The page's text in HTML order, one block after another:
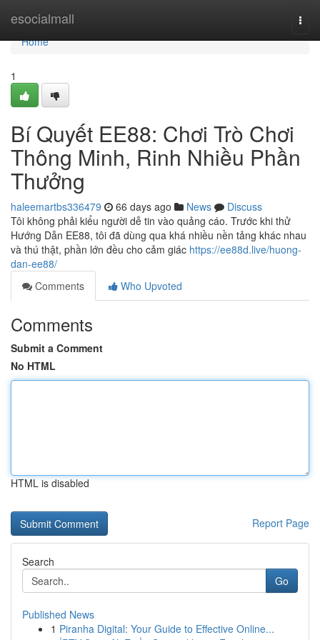
esocialmall
Home
Home
1
Bí Quyết EE88: Chơi Trò Chơi
Thông Minh, Rinh Nhiều Phần
Thưởng
haleemartbs336479 66 days ago News
Discuss
Tôi không phải kiểu người dễ tin vào quảng cáo. Trước khi thử
Hướng Dẫn EE88, tôi đã dùng qua khá nhiều nền tảng khác nhau
và thú thật, phần lớn đều cho cảm giác https://ee88d.live/huong-
dan-ee88/
Comments
Who Upvoted
Comments
Submit a Comment
No HTML
HTML is disabled
Report Page
Search
Go
Published News
1 Piranha Digital: Your Guide to Effective Online...